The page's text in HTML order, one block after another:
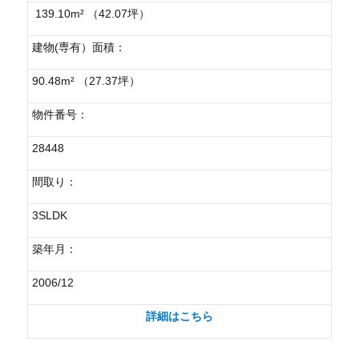
139.10m² （42.07坪）
建物(専有）面積：
90.48m² （27.37坪）
物件番号：
28448
間取り：
3SLDK
築年月：
2006/12
詳細はこちら